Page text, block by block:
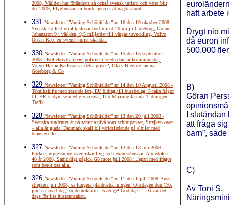
2008, Världen har förändrats så också svensk turism och värre blir
det 2009, Flygbussar, ni borde ägna er åt något annat!
331 Newsletter ”Varning Schönfelder” nr 16 den 19 oktober 2008 -
Svensk kollektivtrafik slösar bort minst 20 milj i Göteborg, Göran
Johansson 9 i världen, 9,5 miljarder till vätgas utveckling, Volvo
Ocean Race en svensk turist skandal.
330 Newsletter ”Varning Schönfelder” nr 15 den 15 september
2008 - Kollektivtrafikens politiska företrädare är kommunister,
Volvo Håkan Karlsson är detta priset?, Claes Bjerkne lämnar
Göteborg & Co
329 Newsletter ”Varning Schönfelder” nr 14 den 10 Augusti 2008 -
Teknikskifte med rasande fart, EU bidrag till bussbolag, 5 raka frågor
till BR:s styrelse med givna svar, Ulo Maasing lämnar Tidningen
Trafik
328 Newsletter ”Varning Schönfelder” nr 13 den 20 juli 2008 -
Svenska studenter är på samma nivå som schimpanser, Strejken över
– alla är glada! Danmark skall bli världsledande på elbilar med
bränsleceller.
327 Newsletter ”Varning Schönfelder” nr 12 den 13 juli 2008
Fackets utpressning överraskar flyg- och expressbussar, Almedalen
40 år 2008, Samtidigt pågick G8 möte juli 2008 i Japan med frågor
som berör oss alla.
326 Newsletter ”Varning Schönfelder” nr 11 den 1 juli 2008 Buss
strejken juli 2008, så fungera planhushållningen! Onsdagen den 19:e
juni en svart dag för demokratin i Sverige! God dag! – Då var det
dags för lite husrannsakan.
haft arbete
Drygt nio
då euron
500.000
B)
Göran
I
att fråga
barn”,
C)
Av Toni S.